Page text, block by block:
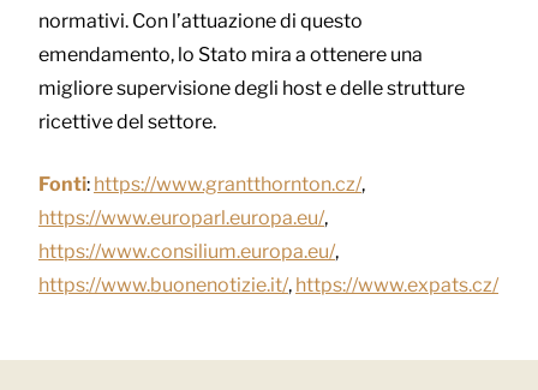
normativi. Con l’attuazione di questo
emendamento, lo Stato mira a ottenere una
migliore supervisione degli host e delle strutture
ricettive del settore.
Fonti: https://www.grantthornton.cz/,
https://www.europarl.europa.eu/,
https://www.consilium.europa.eu/,
https://www.buonenotizie.it/, https://www.expats.cz/